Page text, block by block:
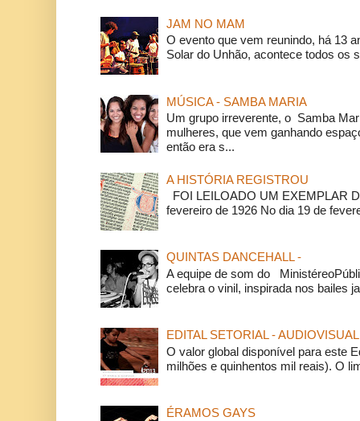
JAM NO MAM
O evento que vem reunindo, há 13
Solar do Unhão, acontece todos os
MÚSICA - SAMBA MARIA
Um grupo irreverente, o Samba
mulheres, que vem ganhando
então era s...
A HISTÓRIA REGISTROU
FOI LEILOADO UM EXEMPLAR
fevereiro de 1926 No dia 19 de
QUINTAS DANCEHALL -
A equipe de som do
celebra o vinil, inspirada nos bailes
EDITAL SETORIAL - AUDIOVISUAL
O valor global disponível para este
milhões e quinhentos mil reais). O
ÉRAMOS GAYS